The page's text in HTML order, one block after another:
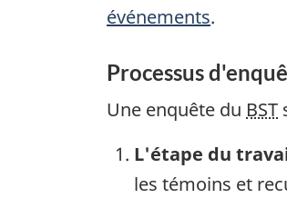
événements.
Processus
Une enquête du BST
L'étape du
les témoins et